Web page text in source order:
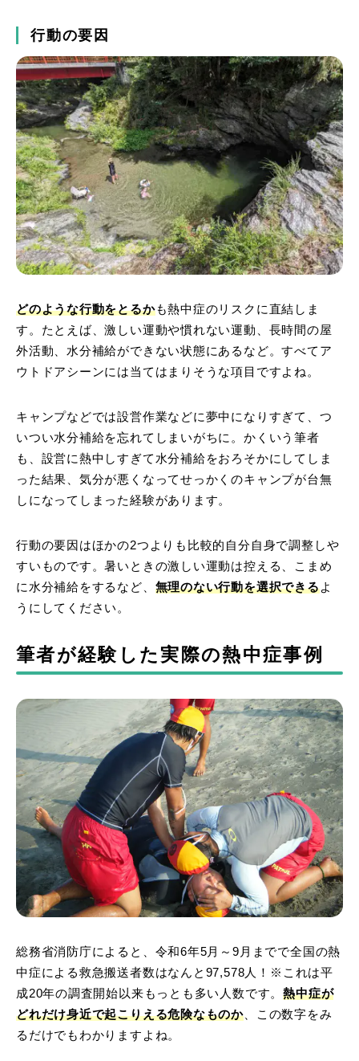
行動の要因
どのような行動をとるかも熱中症のリスクに直結しま
す。たとえば、激しい運動や慣れない運動、長時間の屋
外活動、水分補給ができない状態にあるなど。すべてア
ウトドアシーンには当てはまりそうな項目ですよね。
キャンプなどでは設営作業などに夢中になりすぎて、つ
いつい水分補給を忘れてしまいがちに。かくいう筆者
も、設営に熱中しすぎて水分補給をおろそかにしてしま
った結果、気分が悪くなってせっかくのキャンプが台無
しになってしまった経験があります。
行動の要因はほかの2つよりも比較的自分自身で調整しや
すいものです。暑いときの激しい運動は控える、こまめ
に水分補給をするなど、 無理のない行動を選択できるよ
うにしてください。
筆者が経験した実際の熱中症事例
総務省消防庁によると、令和6年5月～9月までで全国の熱
中症による救急搬送者数はなんと97,578人！※これは平
成20年の調査開始以来もっとも多い人数です。熱中症が
どれだけ身近で起こりえる危険なものか、この数字をみ
るだけでもわかりますよね。